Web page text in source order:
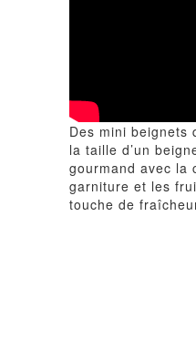
Des mini beignets
la taille d’un
gourmand avec la
garniture et les
touche de